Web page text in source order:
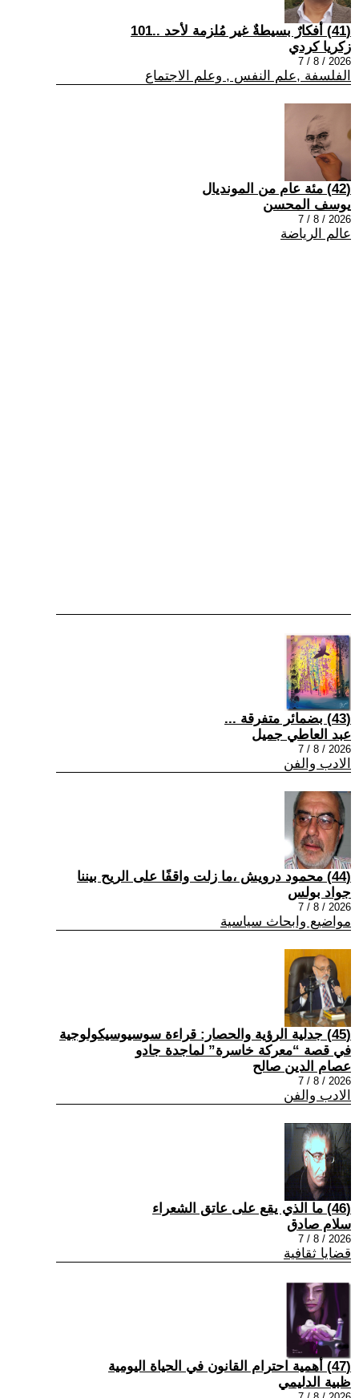
(41) أفكارٌ بسيطةٌ غير مُلزمة لأحد ..101
زكريا كردي
2026 / 8 / 7
الفلسفة ,علم النفس , وعلم الاجتماع
(42) مئة عام من المونديال
يوسف المحسن
2026 / 8 / 7
عالم الرياضة
(43) بضمائر متفرقة ...
عبد العاطي جميل
2026 / 8 / 7
الادب والفن
(44) محمود درويش ،ما زلت واقفًا على الريح بيننا
جواد بولس
2026 / 8 / 7
مواضيع وابحاث سياسية
(45) جدلية الرؤية والحصار: قراءة سوسيوسيكولوجية
في قصة “معركة خاسرة” لماجدة جادو
عصام الدين صالح
2026 / 8 / 7
الادب والفن
(46) ما الذي يقع على عاتق الشعراء
سلام صادق
2026 / 8 / 7
قضايا ثقافية
(47) أهمية احترام القانون في الحياة اليومية
ظبية الدليمي